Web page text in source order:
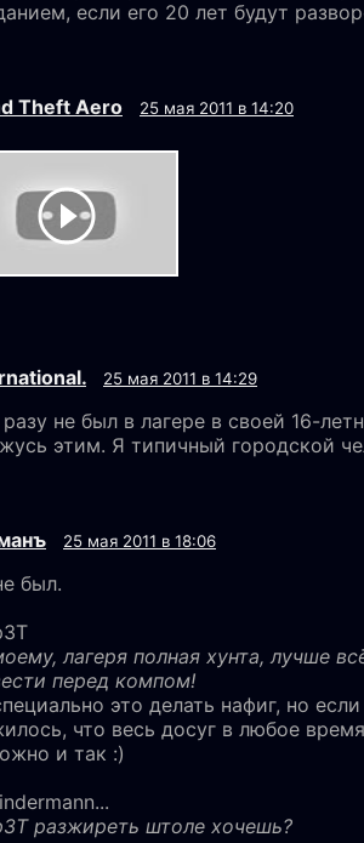
если его 20 лет будут
Theft Aero 25 мая 2011 в 14:20
25 мая 2011 в 14:29
не был в лагере в своей 16-
этим. Я типичный городской
25 мая 2011 в 18:06
был.
лагеря полная хунта, лучше
перед компом!
это делать нафиг, но
что весь досуг в любое
и так :)
разжиреть штоле хочешь?